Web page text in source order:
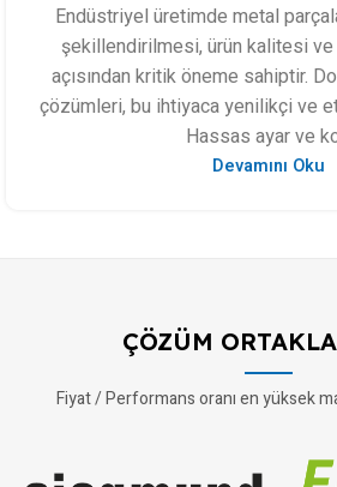
Endüstriyel üretimde metal
şekillendirilmesi, ürün kalitesi
açısından kritik öneme sahiptir.
çözümleri, bu ihtiyaca yenilikçi ve
Hassas ayar ve
Devamını Oku
ÇÖZÜM
Fiyat / Performans oranı en yüksek